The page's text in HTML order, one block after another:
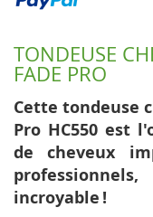
TONDEUSE
FADE PRO
Cette tondeuse
Pro HC550 est
de cheveux
incroyable !